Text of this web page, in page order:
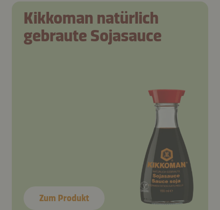
Kikkoman natürlich
gebraute Sojasauce
Zum Produkt